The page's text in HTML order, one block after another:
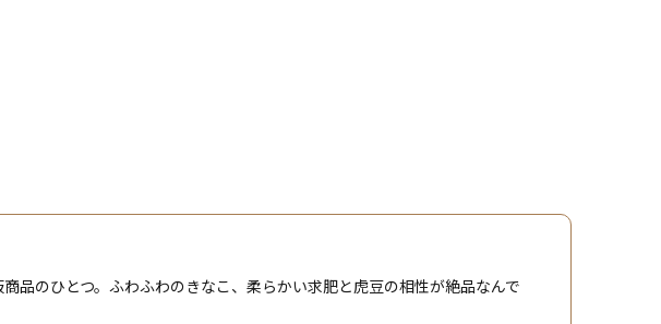
品のひとつ。ふわふわのきなこ、柔らかい求肥と虎豆の相性が絶品なんで